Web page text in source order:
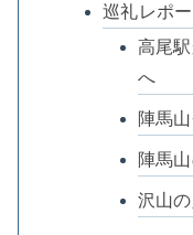
巡礼レポー
高尾
へ
陣馬
陣馬
沢山